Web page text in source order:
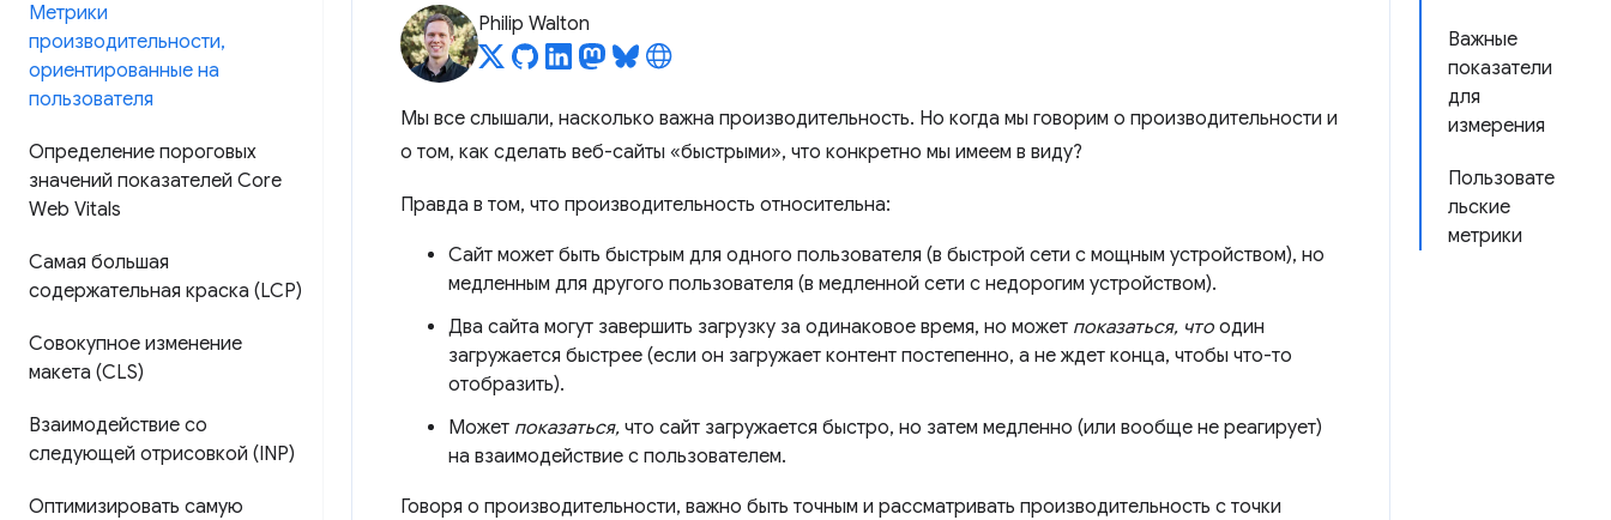
Метрики
производительности,
ориентированные на
пользователя
Определение пороговых
значений показателей Core
Web Vitals
Самая большая
содержательная краска (LCP)
Совокупное изменение
макета (CLS)
Взаимодействие со
следующей отрисовкой (INP)
Оптимизировать самую
Важные
показатели
для
измерения
Пользовате
льские
метрики
Philip Walton
Мы все слышали, насколько важна производительность. Но когда мы говорим о производительности и
о том, как сделать веб-сайты «быстрыми», что конкретно мы имеем в виду?
Правда в том, что производительность относительна:
Сайт может быть быстрым для одного пользователя (в быстрой сети с мощным устройством), но
медленным для другого пользователя (в медленной сети с недорогим устройством).
Два сайта могут завершить загрузку за одинаковое время, но может показаться, что один
загружается быстрее (если он загружает контент постепенно, а не ждет конца, чтобы что-то
отобразить).
Может показаться, что сайт загружается быстро, но затем медленно (или вообще не реагирует)
на взаимодействие с пользователем.
Говоря о производительности, важно быть точным и рассматривать производительность с точки